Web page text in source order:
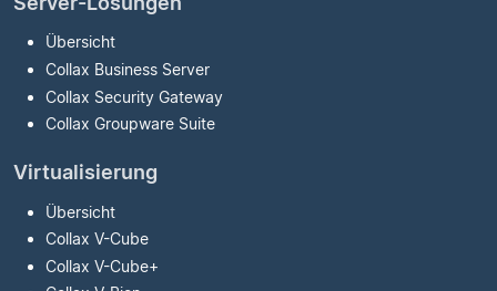
Übersicht
Collax Business Server
Collax Security Gateway
Collax Groupware Suite
Virtualisierung
Übersicht
Collax V-Cube
Collax V-Cube+